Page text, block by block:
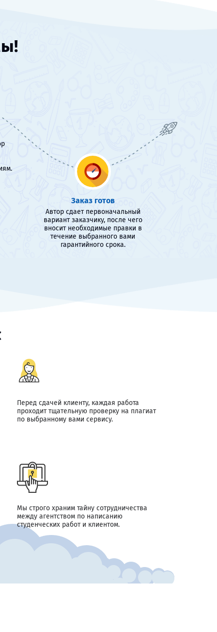
Заказ готов
Автор сдает первоначальный
вариант заказчику, после чего
вносит необходимые правки в
течение выбранного вами
гарантийного срока.
Перед сдачей клиенту, каждая работа
проходит тщательную проверку на плагиат
по выбранному вами сервису.
Мы строго храним тайну сотрудничества
между агентством по написанию
студенческих работ и клиентом.